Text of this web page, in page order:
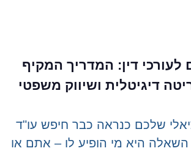
לעורכי דין: המדריך המקיף
דיגיטלית ושיווק משפטי
שלכם כנראה כבר חיפש עו"ד
היא מי הופיע לו – אתם או